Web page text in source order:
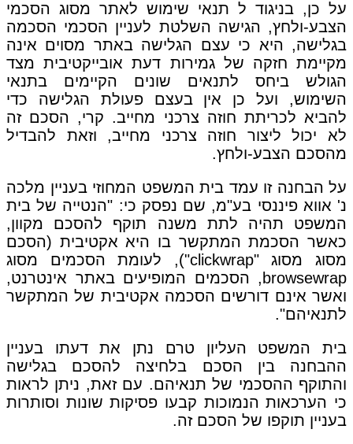
על כן, בניגוד ל תנאי שימוש לאתר מסוג הסכמי
הצבע-ולחץ, הגישה השלטת לעניין הסכמי הסכמה
בגלישה, היא כי עצם הגלישה באתר מסוים אינה
מקיימת חזקה של גמירות דעת אובייקטיבית מצד
הגולש ביחס לתנאים שונים הקיימים בתנאי
השימוש, ועל כן אין בעצם פעולת הגלישה כדי
להביא לכריתת חוזה צרכני מחייב. קרי, הסכם זה
לא יכול ליצור חוזה צרכני מחייב, וזאת להבדיל
מהסכם הצבע-ולחץ.
על הבחנה זו עמד בית המשפט המחוזי בעניין מלכה
נ' אווא פיננסי בע"מ, שם נפסק כי: "הנטייה של בית
המשפט תהיה לתת משנה תוקף להסכם מקוון,
כאשר הסכמת המתקשר בו היא אקטיבית (הסכם
מסוג מסוג "clickwrap"), לעומת הסכמים מסוג
browsewrap, הסכמים המופיעים באתר אינטרנט,
ואשר אינם דורשים הסכמה אקטיבית של המתקשר
לתנאיהם".
בית המשפט העליון טרם נתן את דעתו בעניין
ההבחנה בין הסכם בלחיצה להסכם בגלישה
והתוקף ההסכמי של תנאיהם. עם זאת, ניתן לראות
כי הערכאות הנמוכות קבעו פסיקות שונות וסותרות
בעניין תוקפו של הסכם זה.